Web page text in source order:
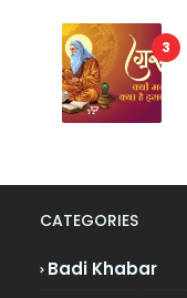
CATEGORIES
Badi Khabar